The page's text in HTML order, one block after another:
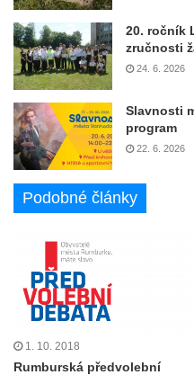
20. ročník
zručnosti
24. 6. 2026
Slavnosti
program
22. 6. 2026
Podobné články
1. 10. 2018
Rumburská předvolební